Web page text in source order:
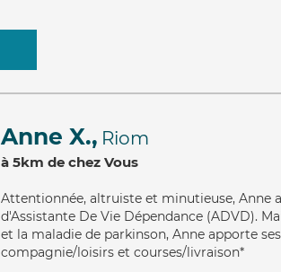
Anne X., Riom
à 5km de chez Vous
Attentionnée, altruiste et minutieuse, Anne
d'Assistante De Vie Dépendance (ADVD).
et la maladie de parkinson, Anne apporte
compagnie/loisirs et courses/livraison*